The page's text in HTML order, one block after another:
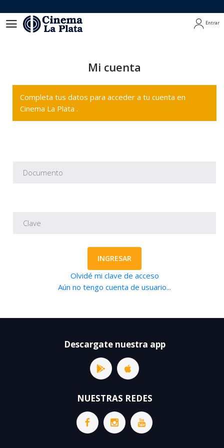
Entrar
Mi cuenta
Completa tus datos para acceder a tu cuenta en
Cinema La Plata .
INGRESAR
Olvidé mi clave de acceso
Aún no tengo cuenta de usuario...
Descargate nuestra app
NUESTRAS REDES